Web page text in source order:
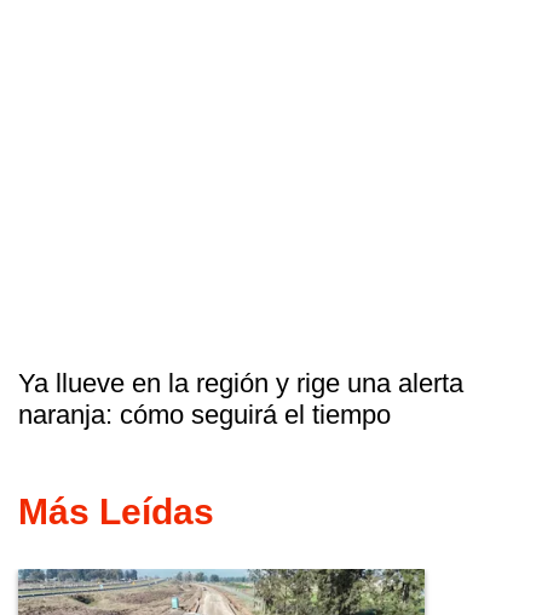
Ya llueve en la región y rige una alerta
naranja: cómo seguirá el tiempo
Más Leídas